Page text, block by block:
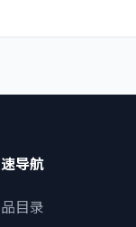
导航
目录